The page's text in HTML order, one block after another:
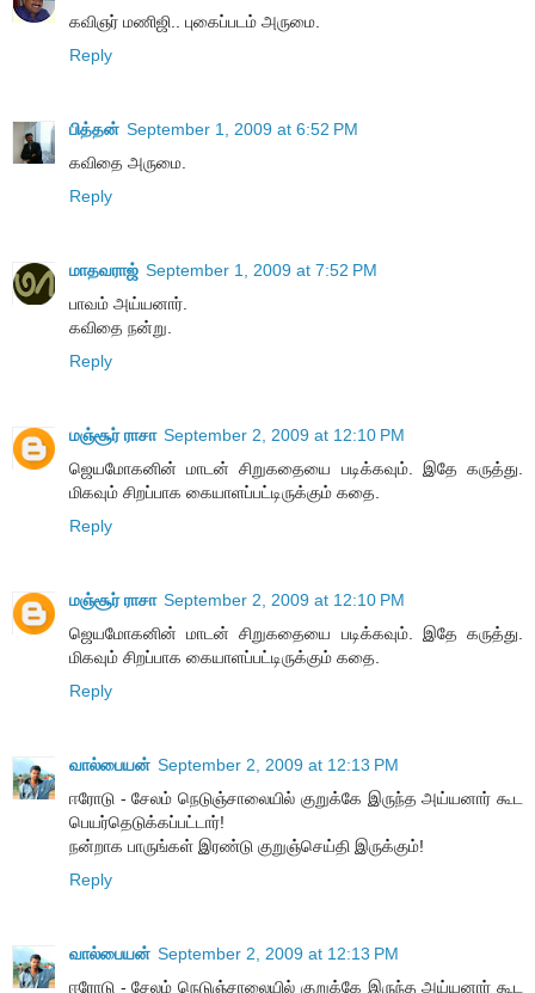
கவிஞர் மணிஜி.. புகைப்படம் அருமை.
Reply
பித்தன் September 1, 2009 at 6:52 PM
கவிதை அருமை.
Reply
மாதவராஜ் September 1, 2009 at 7:52 PM
பாவம் அய்யனார்.
கவிதை நன்று.
Reply
மஞ்சூர் ராசா September 2, 2009 at 12:10 PM
ஜெயமோகனின் மாடன் சிறுகதையை படிக்கவும். இதே கருத்து.
மிகவும் சிறப்பாக கையாளப்பட்டிருக்கும் கதை.
Reply
மஞ்சூர் ராசா September 2, 2009 at 12:10 PM
ஜெயமோகனின் மாடன் சிறுகதையை படிக்கவும். இதே கருத்து.
மிகவும் சிறப்பாக கையாளப்பட்டிருக்கும் கதை.
Reply
வால்பையன் September 2, 2009 at 12:13 PM
ஈரோடு - சேலம் நெடுஞ்சாலையில் குறுக்கே இருந்த அய்யனார் கூட
பெயர்தெடுக்கப்பட்டார்!
நன்றாக பாருங்கள் இரண்டு குறுஞ்செய்தி இருக்கும்!
Reply
வால்பையன் September 2, 2009 at 12:13 PM
ஈரோடு - சேலம் நெடுஞ்சாலையில் குறுக்கே இருந்த அய்யனார் கூட